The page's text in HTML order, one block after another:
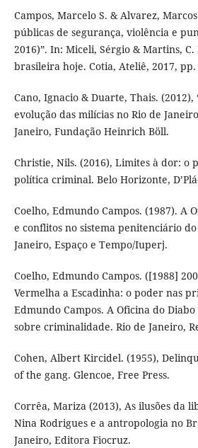
Campos, Marcelo S. & Alvarez,
públicas de segurança, violência e
2016)”. In: Miceli, Sérgio & Martins, C.
brasileira hoje. Cotia, Ateliê, 2017, pp.
Cano, Ignacio & Duarte, Thais. (2012),
evolução das milícias no Rio de
Janeiro, Fundação Heinrich Böll.
Christie, Nils. (2016), Limites à dor: o
política criminal. Belo Horizonte,
Coelho, Edmundo Campos. (1987). A
e conflitos no sistema penitenciário
Janeiro, Espaço e Tempo/Iuperj.
Coelho, Edmundo Campos. ([1988]
Vermelha a Escadinha: o poder nas
Edmundo Campos. A Oficina do
sobre criminalidade. Rio de Janeiro,
Cohen, Albert Kircidel. (1955),
of the gang. Glencoe, Free Press.
Corrêa, Mariza (2013), As ilusões da
Nina Rodrigues e a antropologia no
Janeiro, Editora Fiocruz.